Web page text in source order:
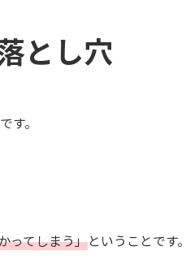
とし穴
す。
ってしまう」ということです。